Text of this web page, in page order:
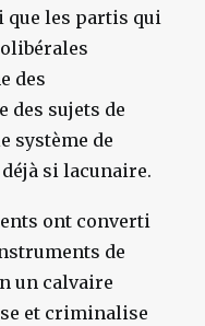
que les partis qui
des
des sujets de
système de
si lacunaire.
ont converti
de
un calvaire
et criminalise